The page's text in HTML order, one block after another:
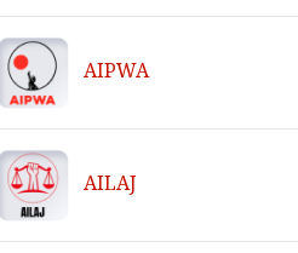
AIPWA
AILAJ